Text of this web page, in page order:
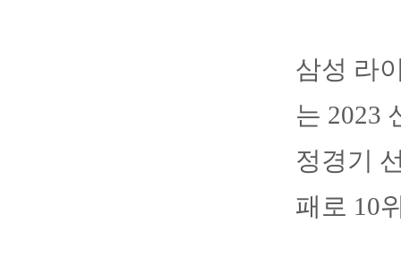
삼성 라
는 2023
정경기
패로 10